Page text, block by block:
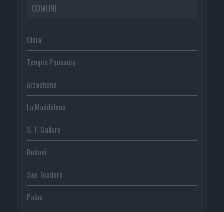
COMUNI
Olbia
Tempio Pausania
Arzachena
La Maddalena
S. T. Gallura
Budoni
San Teodoro
Palau